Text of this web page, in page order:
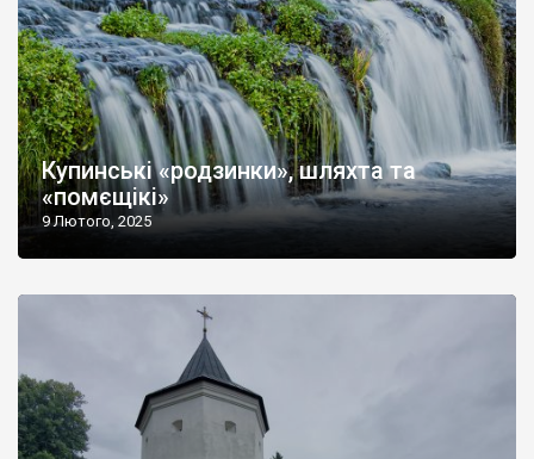
Купинські «родзинки», шляхта та
«помєщікі»
9 Лютого, 2025